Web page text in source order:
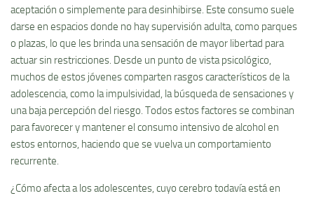
aceptación o simplemente para desinhibirse. Este consumo suele
darse en espacios donde no hay supervisión adulta, como parques
o plazas, lo que les brinda una sensación de mayor libertad para
actuar sin restricciones. Desde un punto de vista psicológico,
muchos de estos jóvenes comparten rasgos característicos de la
adolescencia, como la impulsividad, la búsqueda de sensaciones y
una baja percepción del riesgo. Todos estos factores se combinan
para favorecer y mantener el consumo intensivo de alcohol en
estos entornos, haciendo que se vuelva un comportamiento
recurrente.
¿Cómo afecta a los adolescentes, cuyo cerebro todavía está en